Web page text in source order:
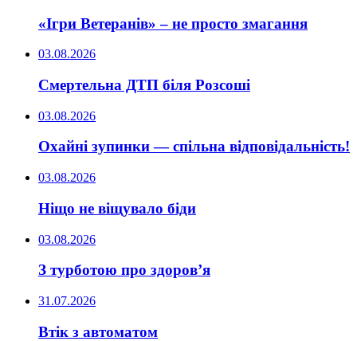
«Ігри Ветеранів» – не просто змагання
03.08.2026
Смертельна ДТП біля Розсоші
03.08.2026
Охайні зупинки — спільна відповідальність!
03.08.2026
Ніщо не віщувало біди
03.08.2026
З турботою про здоров’я
31.07.2026
Втік з автоматом